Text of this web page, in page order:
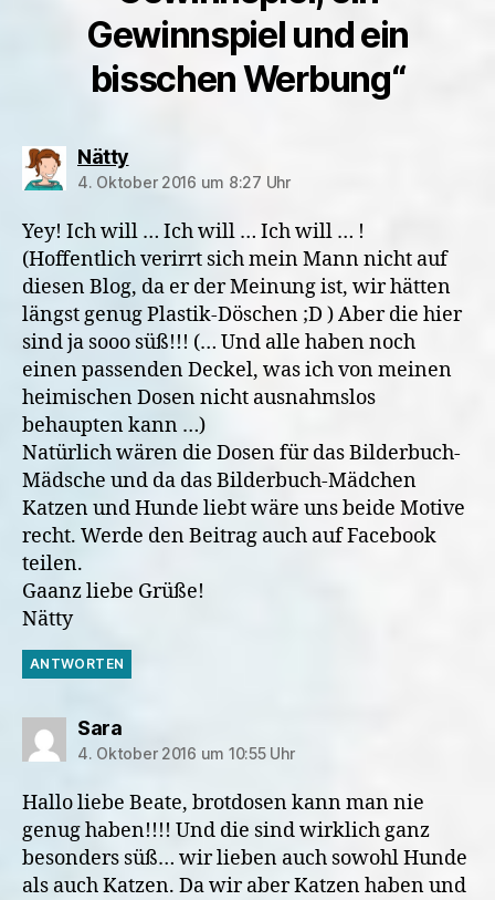
Gewinnspiel und ein
bisschen Werbung“
Nättysagt:
4. Oktober 2016 um 8:27 Uhr
Yey! Ich will … Ich will … Ich will … !
(Hoffentlich verirrt sich mein Mann nicht auf
diesen Blog, da er der Meinung ist, wir hätten
längst genug Plastik-Döschen ;D ) Aber die hier
sind ja sooo süß!!! (… Und alle haben noch
einen passenden Deckel, was ich von meinen
heimischen Dosen nicht ausnahmslos
behaupten kann …)
Natürlich wären die Dosen für das Bilderbuch-
Mädsche und da das Bilderbuch-Mädchen
Katzen und Hunde liebt wäre uns beide Motive
recht. Werde den Beitrag auch auf Facebook
teilen.
Gaanz liebe Grüße!
Nätty
ANTWORTEN
Sarasagt:
4. Oktober 2016 um 10:55 Uhr
Hallo liebe Beate, brotdosen kann man nie
genug haben!!!! Und die sind wirklich ganz
besonders süß… wir lieben auch sowohl Hunde
als auch Katzen. Da wir aber Katzen haben und